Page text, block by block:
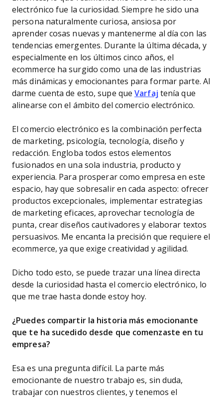
electrónico fue la curiosidad. Siempre he sido una
persona naturalmente curiosa, ansiosa por
aprender cosas nuevas y mantenerme al día con las
tendencias emergentes. Durante la última década, y
especialmente en los últimos cinco años, el
ecommerce ha surgido como una de las industrias
más dinámicas y emocionantes para formar parte. Al
darme cuenta de esto, supe queVarfaj tenía que
alinearse con el ámbito del comercio electrónico.
El comercio electrónico es la combinación perfecta
de marketing, psicología, tecnología, diseño y
redacción. Engloba todos estos elementos
fusionados en una sola industria, producto y
experiencia. Para prosperar como empresa en este
espacio, hay que sobresalir en cada aspecto: ofrecer
productos excepcionales, implementar estrategias
de marketing eficaces, aprovechar tecnología de
punta, crear diseños cautivadores y elaborar textos
persuasivos. Me encanta la precisión que requiere el
ecommerce, ya que exige creatividad y agilidad.
Dicho todo esto, se puede trazar una línea directa
desde la curiosidad hasta el comercio electrónico, lo
que me trae hasta donde estoy hoy.
¿Puedes compartir la historia más emocionante
que te ha sucedido desde que comenzaste en tu
empresa?
Esa es una pregunta difícil. La parte más
emocionante de nuestro trabajo es, sin duda,
trabajar con nuestros clientes, y tenemos el